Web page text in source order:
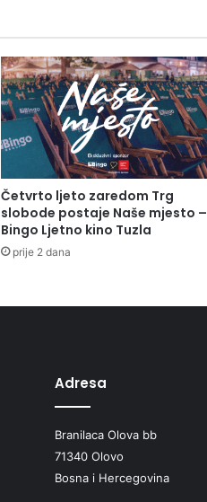
Četvrto ljeto zaredom Trg
slobode postaje Naše mjesto –
Bingo Ljetno kino Tuzla
prije 2 dana
Adresa
Branilaca Olova bb
71340 Olovo
Bosna i Hercegovina